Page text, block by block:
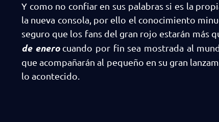
Y como no confiar en sus palabras si es la
la nueva consola, por ello el conocimiento
seguro que los fans del gran rojo estarán más
de enero cuando por fin sea mostrada al
que acompañarán al pequeño en su gran
lo acontecido.